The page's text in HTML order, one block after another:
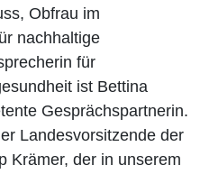
Obfrau im
nachhaltige
für
ist Bettina
Gesprächspartnerin.
Landesvorsitzende der
Krämer, der in unserem